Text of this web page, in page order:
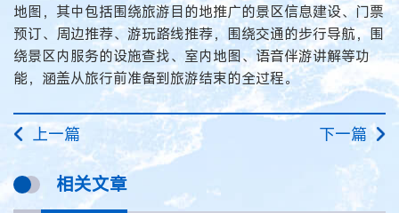
地图，其中包括围绕旅游目的地推广的景区信息建设、门票
预订、周边推荐、游玩路线推荐，围绕交通的步行导航，围
绕景区内服务的设施查找、室内地图、语音伴游讲解等功
能，涵盖从旅行前准备到旅游结束的全过程。
上一篇 下一篇
相关文章